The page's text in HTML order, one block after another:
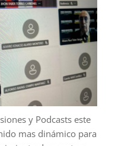
y Podcasts este
mas dinámico para